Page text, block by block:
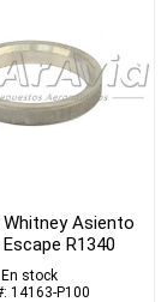
Asiento
R1340
En stock
14163-P100